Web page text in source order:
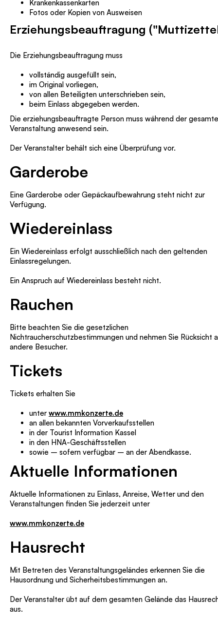
Krankenkassenkarten
Fotos oder Kopien von Ausweisen
Erziehungsbeauftragung
Die Erziehungsbeauftragung muss
vollständig ausgefüllt sein,
im Original vorliegen,
von allen Beteiligten unterschrieben sein,
beim Einlass abgegeben werden.
Die erziehungsbeauftragte Person muss während der
Veranstaltung anwesend sein.
Der Veranstalter behält sich eine Überprüfung vor.
Garderobe
Eine Garderobe oder Gepäckaufbewahrung steht nicht zur
Verfügung.
Wiedereinlass
Ein Wiedereinlass erfolgt ausschließlich nach den geltenden
Einlassregelungen.
Ein Anspruch auf Wiedereinlass besteht nicht.
Rauchen
Bitte beachten Sie die gesetzlichen
Nichtraucherschutzbestimmungen und nehmen Sie Rücksicht
andere Besucher.
Tickets
Tickets erhalten Sie
unter www.mmkonzerte.de
an allen bekannten Vorverkaufsstellen
in der Tourist Information Kassel
in den HNA-Geschäftsstellen
sowie – sofern verfügbar – an der Abendkasse.
Aktuelle Informationen
Aktuelle Informationen zu Einlass, Anreise, Wetter und den
Veranstaltungen finden Sie jederzeit unter
www.mmkonzerte.de
Hausrecht
Mit Betreten des Veranstaltungsgeländes erkennen Sie die
Hausordnung und Sicherheitsbestimmungen an.
Der Veranstalter übt auf dem gesamten Gelände das
aus.